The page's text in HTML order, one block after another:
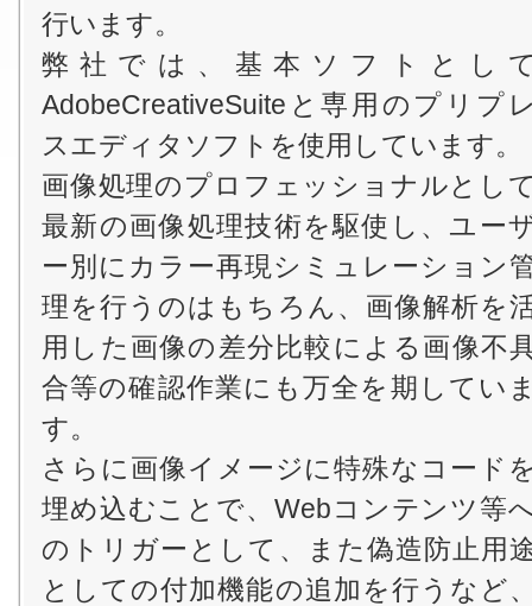
行います。
弊社では、基本ソフトとし
AdobeCreativeSuiteと専用のプリプ
スエディタソフトを使用しています。
画像処理のプロフェッショナルとし
最新の画像処理技術を駆使し、ユー
ー別にカラー再現シミュレーション
理を行うのはもちろん、画像解析を
用した画像の差分比較による画像不
合等の確認作業にも万全を期してい
す。
さらに画像イメージに特殊なコード
埋め込むことで、Webコンテンツ等
のトリガーとして、また偽造防止用
としての付加機能の追加を行うなど